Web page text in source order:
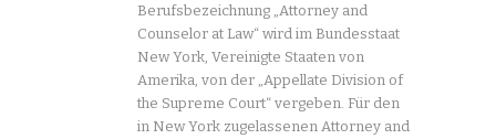
Berufsbezeichnung „Attorney and
Counselor at Law“ wird im Bundesstaat
New York, Vereinigte Staaten von
Amerika, von der „Appellate Division of
the Supreme Court“ vergeben. Für den
in New York zugelassenen Attorney and